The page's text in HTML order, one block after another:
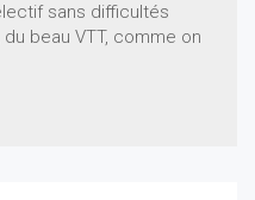
sans difficultés
beau VTT, comme on